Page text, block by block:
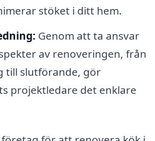
stöket i ditt hem.
Genom att ta ansvar
av renoveringen, från
till slutförande, gör
projektledare det enklare